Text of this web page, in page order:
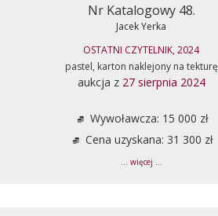
Nr Katalogowy 48.
Jacek Yerka
OSTATNI CZYTELNIK, 2024
pastel, karton naklejony na tekturę
aukcja z 27 sierpnia 2024
Wywoławcza: 15 000 zł
Cena uzyskana: 31 300 zł
... więcej ...